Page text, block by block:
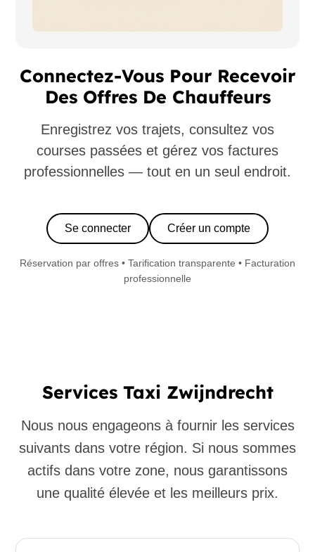
Connectez-Vous Pour Recevoir
Des Offres De Chauffeurs
Enregistrez vos trajets, consultez vos
courses passées et gérez vos factures
professionnelles — tout en un seul endroit.
Se connecter Créer un compte
Réservation par offres • Tarification transparente • Facturation
professionnelle
Services Taxi Zwijndrecht
Nous nous engageons à fournir les services
suivants dans votre région. Si nous sommes
actifs dans votre zone, nous garantissons
une qualité élevée et les meilleurs prix.